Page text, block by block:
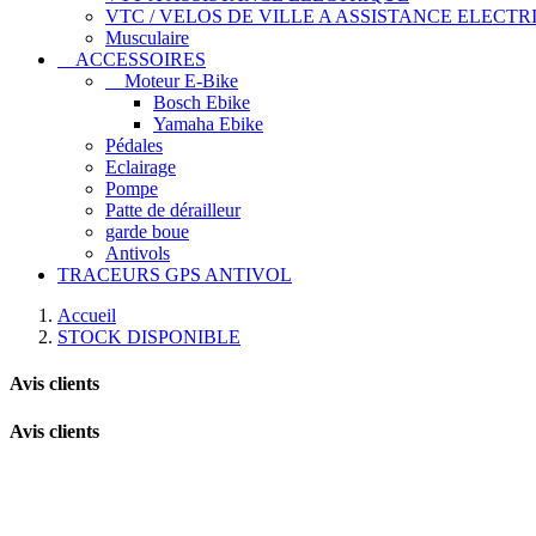
VTC / VELOS DE VILLE A ASSISTANCE
Musculaire
ACCESSOIRES
Moteur E-Bike
Bosch Ebike
Yamaha Ebike
Pédales
Eclairage
Pompe
Patte de dérailleur
garde boue
Antivols
TRACEURS GPS ANTIVOL
Accueil
STOCK DISPONIBLE
Avis clients
Avis clients